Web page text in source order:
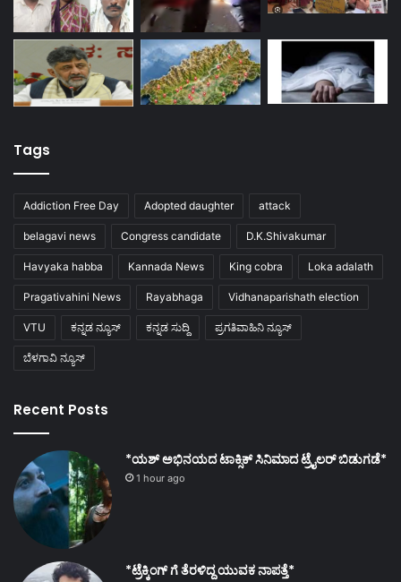
Tags
Addiction Free Day Adopted daughter attack
belagavi news Congress candidate D.K.Shivakumar
Havyaka habba Kannada News King cobra Loka adalath
Pragativahini News Rayabhaga Vidhanaparishath election
VTU ಕನ್ನಡ ನ್ಯೂಸ್ ಕನ್ನಡ ಸುದ್ದಿ ಪ್ರಗತಿವಾಹಿನಿ ನ್ಯೂಸ್
ಬೆಳಗಾವಿ ನ್ಯೂಸ್
Recent Posts
*ಯಶ್ ಅಭಿನಯದ ಟಾಕ್ಸಿಕ್ ಸಿನಿಮಾದ ಟ್ರೈಲರ್ ಬಿಡುಗಡೆ*
1 hour ago
*ಟ್ರೆಕ್ಕಿಂಗ್ ಗೆ ತೆರಳಿದ್ದ ಯುವಕ ನಾಪತ್ತೆ*